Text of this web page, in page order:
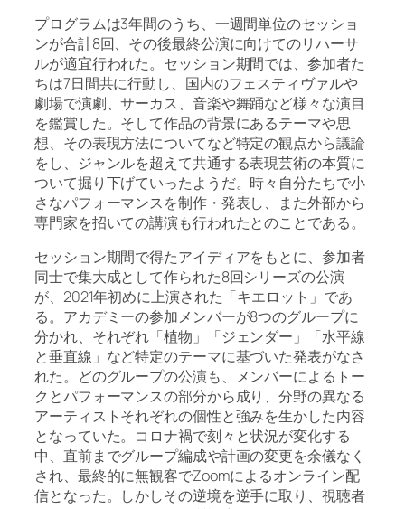
プログラムは3年間のうち、一週間単位のセッショ
ンが合計8回、その後最終公演に向けてのリハーサ
ルが適宜行われた。セッション期間では、参加者た
ちは7日間共に行動し、国内のフェスティヴァルや
劇場で演劇、サーカス、音楽や舞踊など様々な演目
を鑑賞した。そして作品の背景にあるテーマや思
想、その表現方法についてなど特定の観点から議論
をし、ジャンルを超えて共通する表現芸術の本質に
ついて掘り下げていったようだ。時々自分たちで小
さなパフォーマンスを制作・発表し、また外部から
専門家を招いての講演も行われたとのことである。
セッション期間で得たアイディアをもとに、参加者
同士で集大成として作られた8回シリーズの公演
が、2021年初めに上演された「キエロット」であ
る。アカデミーの参加メンバーが8つのグループに
分かれ、それぞれ「植物」「ジェンダー」「水平線
と垂直線」など特定のテーマに基づいた発表がなさ
れた。どのグループの公演も、メンバーによるトー
クとパフォーマンスの部分から成り、分野の異なる
アーティストそれぞれの個性と強みを生かした内容
となっていた。コロナ禍で刻々と状況が変化する
中、直前までグループ編成や計画の変更を余儀なく
され、最終的に無観客でZoomによるオンライン配
信となった。しかしその逆境を逆手に取り、視聴者